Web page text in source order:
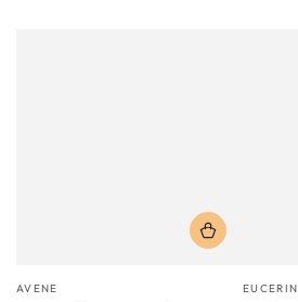
Vendor:
AVENE Vendor:
EUCERIN